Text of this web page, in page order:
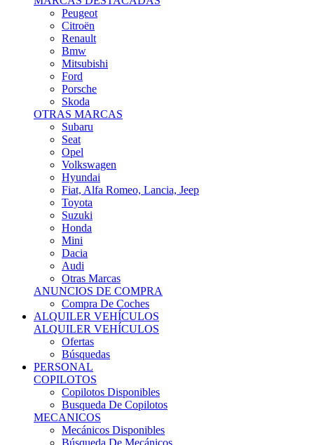
Citroën
Renault
Bmw
Mitsubishi
Ford
Porsche
Skoda
OTRAS MARCAS
Subaru
Seat
Opel
Volkswagen
Hyundai
Fiat, Alfa Romeo, Lancia, Jeep
Toyota
Suzuki
Honda
Mini
Dacia
Audi
Otras Marcas
ANUNCIOS DE COMPRA
Compra De Coches
ALQUILER VEHÍCULOS
ALQUILER VEHÍCULOS
Ofertas
Búsquedas
PERSONAL
COPILOTOS
Copilotos Disponibles
Busqueda De Copilotos
MECANICOS
Mecánicos Disponibles
Búsqueda De Mecánicos
PIEZAS DE COMPETICIÓN